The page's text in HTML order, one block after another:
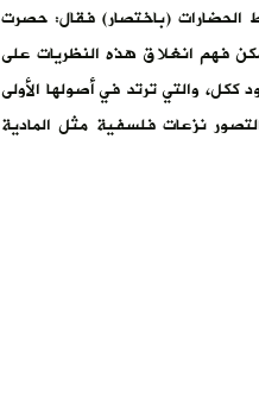
الحضارات (باختصار) فقال: حصرت
فهم انغلاق هذه النظريات على
ككل، والتي ترتد في أصولها الأولى
نزعات فلسفية مثل المادية